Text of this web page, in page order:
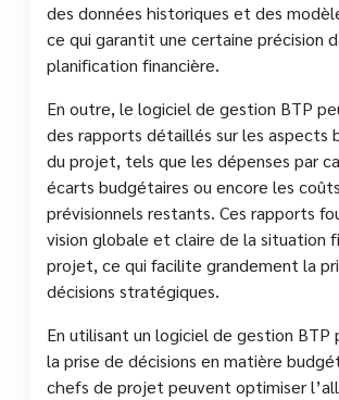
des données historiques et des
ce qui garantit une certaine précision
planification financière.
En outre, le logiciel de gestion BTP
des rapports détaillés sur les aspects
du projet, tels que les dépenses par
écarts budgétaires ou encore les coûts
prévisionnels restants. Ces rapports
vision globale et claire de la situation
projet, ce qui facilite grandement la
décisions stratégiques.
En utilisant un logiciel de gestion BTP
la prise de décisions en matière
chefs de projet peuvent optimiser